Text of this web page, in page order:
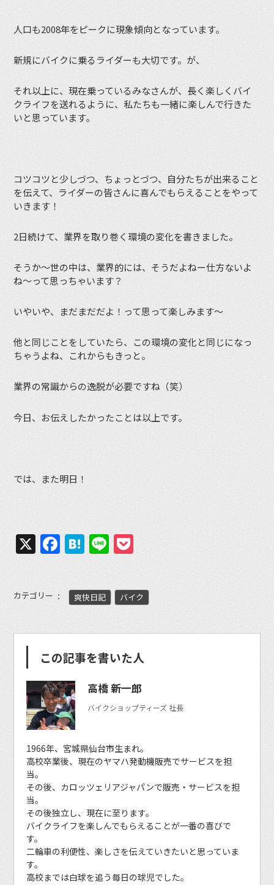
人口も2008年をピークに現象傾向となっています。
新規にバイクに乗るライダーも大切です。が、
それ以上に、現在乗っているみなさんが、長く楽しくバイ
クライフを送れるように、私たちも一緒に楽しんで行きた
いと思っています。
コツコツと少しづつ、ちょっとづつ、自分たちが出来ること
を伝えて、ライダーの皆さんに喜んでもらえることをやって
いきます！
2日続けて、業界を取り巻く環境の変化を書きました。
そうか〜世の中は、業界的には、そうだよねー仕方ないよ
ね〜って思っちゃいます？
いやいや、まだまだだよ！って思って楽しみます〜
他と同じことをしていたら、この環境の変化と同じになっ
ちゃうよね、これからもきっと。
業界の常識からの逸脱が必要ですね（笑）
今日、お伝えしたかったことは以上です。
では、また明日！
X Facebook
Hatena
Line
カテゴリー 爽快日記 バイク
この記事を書いた人
高橋 新一郎
バイクショップティーズ 社長
1966年、宮城県仙台市生まれ。
高校卒業後、現在のヤマハ発動機販売でサービスを担
当。
その後、カロッツェリアジャパンで販売・サービスを担
当。
その後独立し、現在に至ります。
バイクライフを楽しんでもらえることが一番の喜びで
す。
二輪車の利便性、楽しさを伝えていきたいと思っていま
す。
高校までは白球を追う毎日の球児でした。